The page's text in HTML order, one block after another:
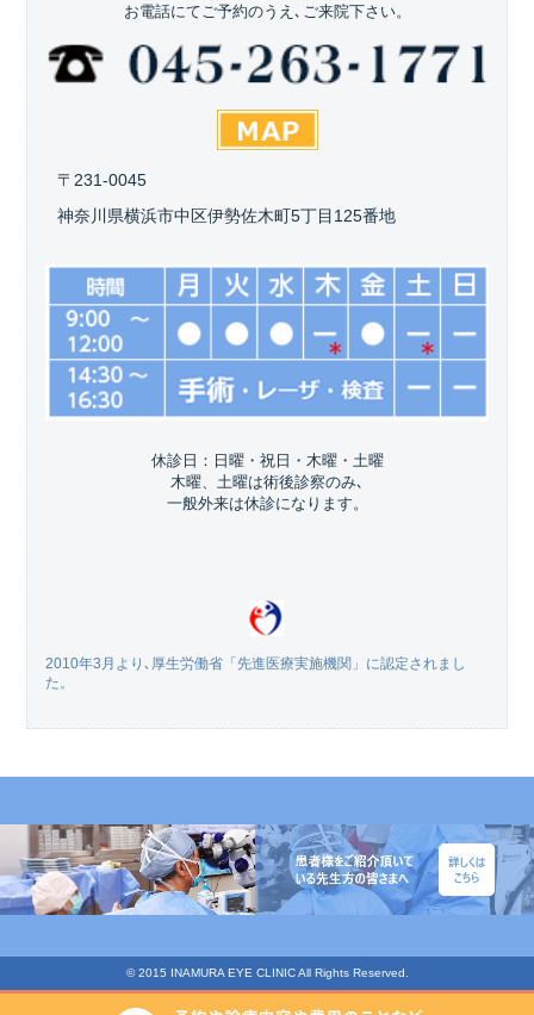
お電話にてご予約のうえ､ご来院下さい。
〒231-0045
神奈川県横浜市中区伊勢佐木町5丁目125番地
休診日：日曜・祝日・木曜・土曜
木曜、土曜は術後診察のみ､
一般外来は休診になります。
2010年3月より､厚生労働省「先進医療実施機関」に認定されまし
た。
© 2015 INAMURA EYE CLINIC All Rights Reserved.